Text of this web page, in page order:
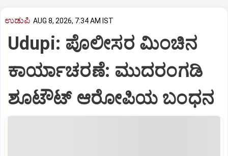
ಉಡುಪಿ AUG 8, 2026, 7:34 AM IST
Udupi: ಪೊಲೀಸರ ಮಿಂಚಿನ
ಕಾರ್ಯಾಚರಣೆ: ಮುದರಂಗಡಿ
ಶೂಟೌಟ್‌ ಆರೋಪಿಯ ಬಂಧನ